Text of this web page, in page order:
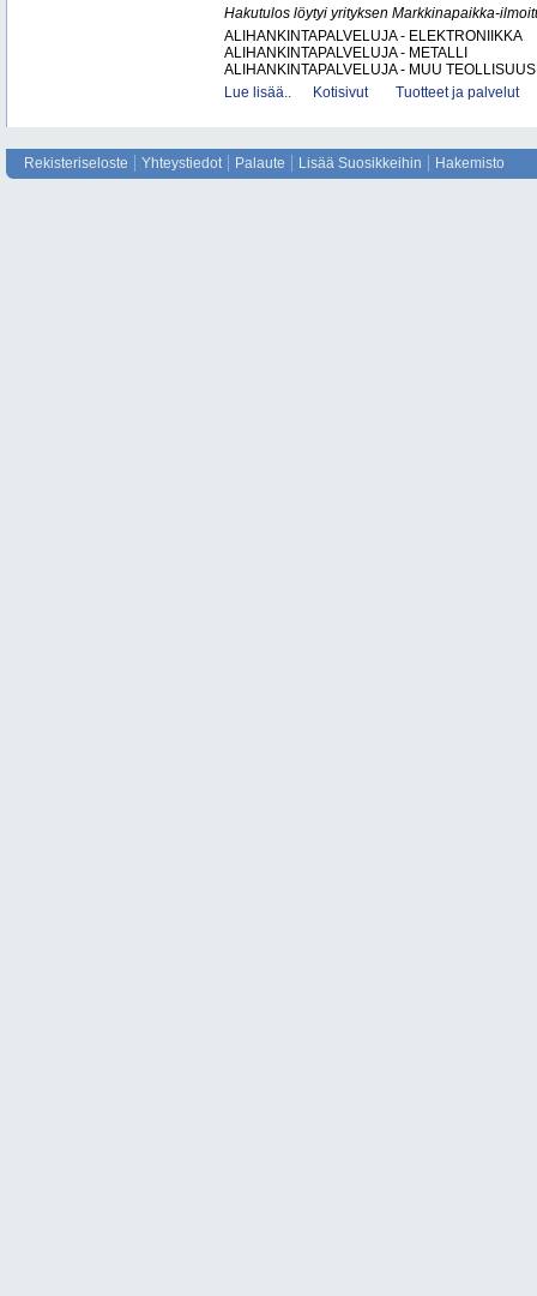
Hakutulos löytyi yrityksen Markkinapaikka-
ALIHANKINTAPALVELUJA - ELEKTRONIIKKA
ALIHANKINTAPALVELUJA - METALLI
ALIHANKINTAPALVELUJA - MUU
Lue lisää..
Kotisivut Tuotteet ja palvelut
Rekisteriseloste Yhteystiedot Palaute Lisää Suosikkeihin Hakemisto